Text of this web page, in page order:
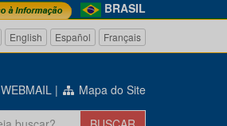
BRASIL
English Español Français
WEBMAIL | Mapa do Site